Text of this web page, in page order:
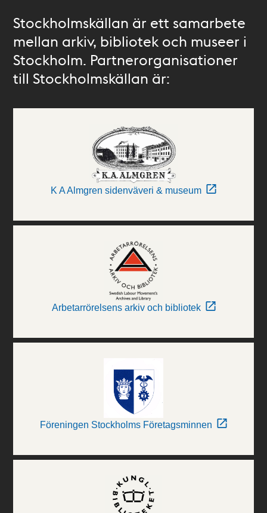
Stockholmskällan är ett samarbete
mellan arkiv, bibliotek och museer i
Stockholm. Partnerorganisationer
till Stockholmskällan är:
K A Almgren sidenväveri & museum
Arbetarrörelsens arkiv och bibliotek
Föreningen Stockholms Företagsminnen